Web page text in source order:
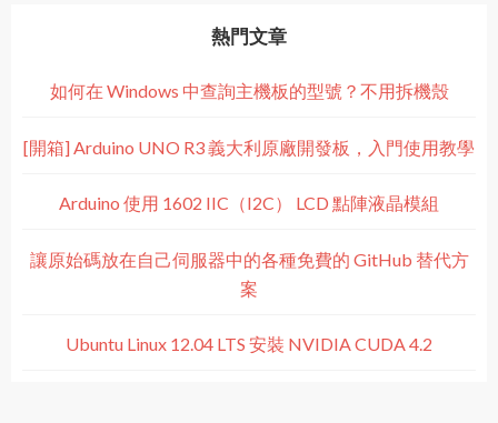
熱門文章
如何在 Windows 中查詢主機板的型號？不用拆機殼
[開箱] Arduino UNO R3 義大利原廠開發板，入門使用教學
Arduino 使用 1602 IIC（I2C） LCD 點陣液晶模組
讓原始碼放在自己伺服器中的各種免費的 GitHub 替代方
案
Ubuntu Linux 12.04 LTS 安裝 NVIDIA CUDA 4.2